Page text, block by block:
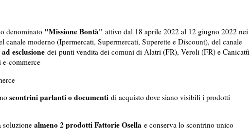
denominato "Missione Bontà" attivo dal 18 aprile 2022 al 12 giugno 2022 nei
canale moderno (Ipermercati, Supermercati, Superette e Discount), del canale
ad esclusionedei punti vendita dei comuni di Alatri (FR), Veroli (FR) e Canicattì
commerce
scontrini parlanti o documentidi acquisto dove siano visibili i prodotti
soluzione almeno 2 prodotti Fattorie Osellae conserva lo scontrino unico